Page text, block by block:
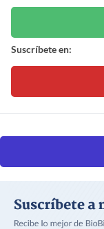
Suscríbete en: